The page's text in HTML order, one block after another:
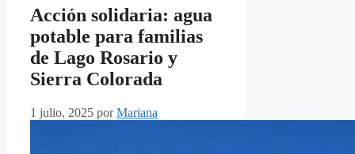
Acción solidaria: agua
potable para familias
de Lago Rosario y
Sierra Colorada
1 julio, 2025 porMariana